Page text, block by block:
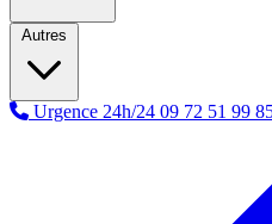
Autres
Urgence 24h/24 09 72 51 99